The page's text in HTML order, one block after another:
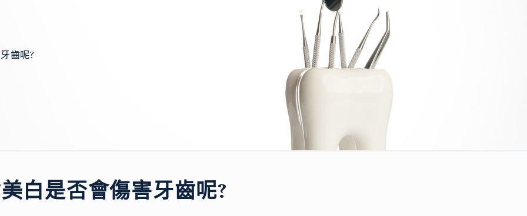
齒呢?
白是否會傷害牙齒呢?